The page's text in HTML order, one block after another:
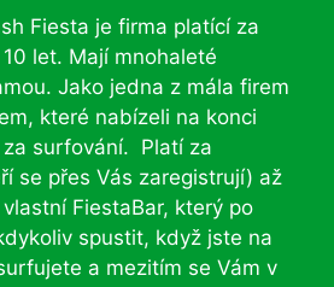
Fiesta je firma platící za
let. Mají mnohaleté
Jako jedna z mála firem
které nabízeli na konci
surfování. Platí za
se přes Vás zaregistrují) až
FiestaBar, který po
spustit, když jste na
a mezitím se Vám v